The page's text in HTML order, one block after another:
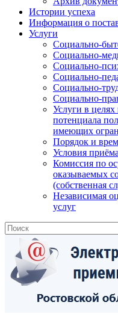
Истории успеха
Информация о
Услуги
Социально-
Социально-
Социально-
Социально-
Социально-
Социально-
Услуги в
потенциала
имеющих
Порядок и
Условия
Комиссия по
оказываемых
(собственная
Независимая
услуг